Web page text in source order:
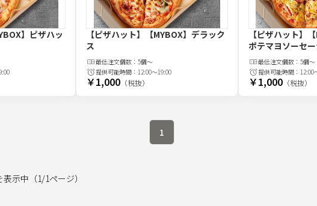
】ピザハッ
【ピザハット】【MYBOX】デラック
ス
最低注文個数：5個～
提供可能時間：12:00～19:00
￥1,000 （税抜）
【ピザハット】
ポテマヨソーセ
最低注文個数： 5個～
提供可能時間： 12:00
￥1,000（税抜）
1
表示中 （1/1ページ）